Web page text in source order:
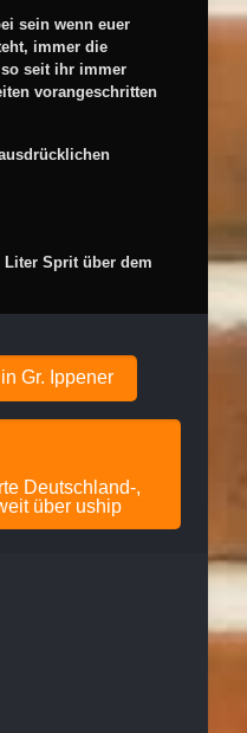
sein wenn euer
immer die
seit ihr immer
vorangeschritten
Sprit über dem
Gr. Ippener
Deutschland-,
über uship